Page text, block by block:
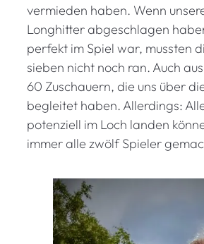
vermieden haben. Wenn
Longhitter abgeschlagen
perfekt im Spiel war, mussten
sieben nicht noch ran. Auch
60 Zuschauern, die uns über
begleitet haben. Allerdings:
potenziell im Loch landen
immer alle zwölf Spieler